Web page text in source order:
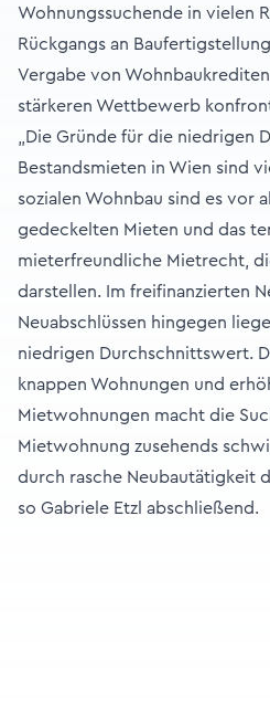
Wohnungssuchende in vielen
Rückgangs an
Vergabe von
stärkeren Wettbewerb
„Die Gründe für die niedrigen
Bestandsmieten in Wien sind
sozialen Wohnbau sind es vor
gedeckelten Mieten und das
mieterfreundliche Mietrecht,
darstellen. Im freifinanzierten
Neuabschlüssen hingegen
niedrigen Durchschnittswert.
knappen Wohnungen und
Mietwohnungen macht die
Mietwohnung zusehends
durch rasche Neubautätigkeit
so Gabriele Etzl abschließend.